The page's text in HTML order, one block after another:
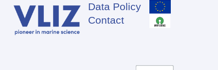
Footer
Data Policy
Contact